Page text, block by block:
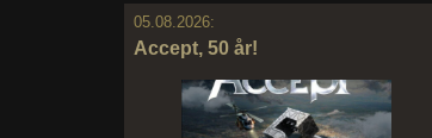
05.08.2026:
Accept, 50 år!